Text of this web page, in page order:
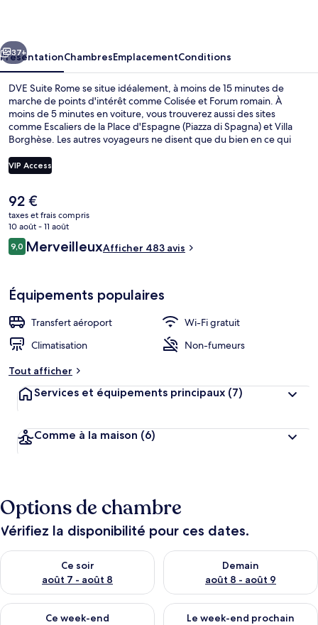
Suivant
37+
PrésentationChambresEmplacementConditions
DVE Suite Rome se situe idéalement, à moins de 15 minutes de
marche de points d'intérêt comme Colisée et Forum romain. À
moins de 5 minutes en voiture, vous trouverez aussi des sites
comme Escaliers de la Place d'Espagne (Piazza di Spagna) et Villa
Borghèse. Les autres voyageurs ne disent que du bien en ce qui
très courte distance à pied des transports publics : Station de métro
Vittorio Emanuele se trouve à 3 min et Gare Termini - Laziali, à 7 min.
VIP Access
Le
prix
actuel
est
de
92 €
taxes et frais compris
10 août - 11 août
Avis
voyageurs
9,09,0 sur 10
MerveilleuxAfficher 483 avis
Équipements populaires
Transfert aéroport
Wi-Fi gratuit
Climatisation
Non-fumeurs
Tout afficher
Services et équipements principaux (7)
Comme à la maison (6)
Options de chambre
Vérifiez la disponibilité pour ces dates.
Ce soir
août 7 - août 8
Vérifier la disponibilité pour ce soir août 7 - août 8
Demain
août 8 - août 9
Vérifier la disponibilité pour
Ce week-end
Vérifier la disponibilité pour ce week-end août 7 - août 9
Le week-end prochain
Vérifier la disponibilité pour